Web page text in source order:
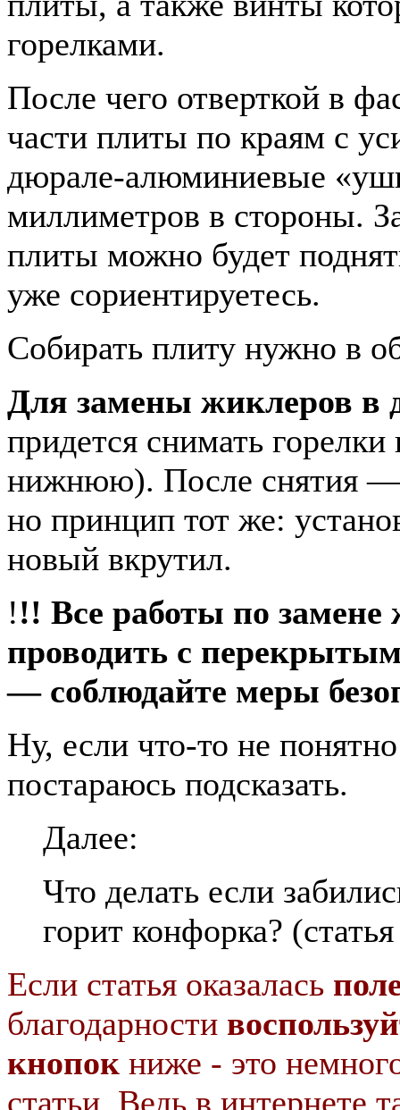
горелками.
После чего отверткой в
части плиты по краям с
дюрале-алюминиевые
миллиметров в стороны.
плиты можно будет
уже сориентируетесь.
Собирать плиту нужно в
Для замены жиклеров в
придется снимать
нижнюю). После снятия —
но принцип тот же:
новый вкрутил.
!!! Все работы по
проводить с
— соблюдайте меры
Ну, если что-то не
постараюсь подсказать.
Далее:
Что делать если
горит конфорка?
Если статья оказалась
благодарности
кнопок ниже - это
статьи. Ведь в интернете